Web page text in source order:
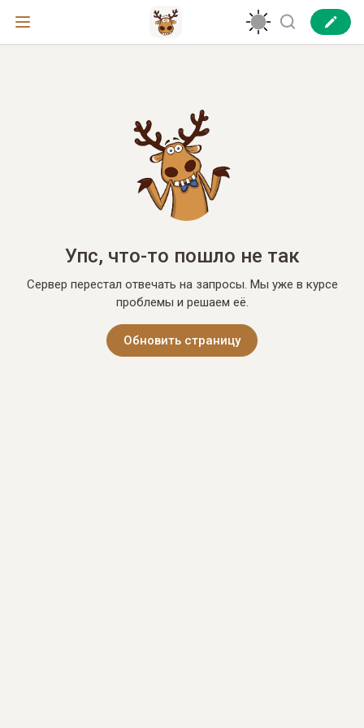
Упс, что-то пошло не так
Сервер перестал отвечать на запросы. Мы уже в курсе
проблемы и решаем её.
Обновить страницу